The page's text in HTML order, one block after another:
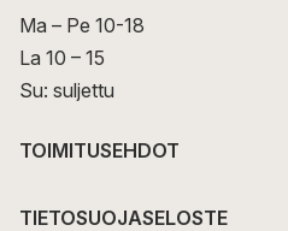
Ma – Pe 10-18
La 10 – 15
Su: suljettu
TOIMITUSEHDOT
TIETOSUOJASELOSTE